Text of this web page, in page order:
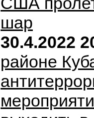
шар
30.4.2022
районе